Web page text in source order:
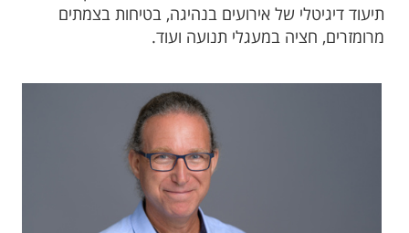
תיעוד דיגיטלי של אירועים בנהיגה, בטיחות בצמתים
מרומזרים, חציה במעגלי תנועה ועוד.